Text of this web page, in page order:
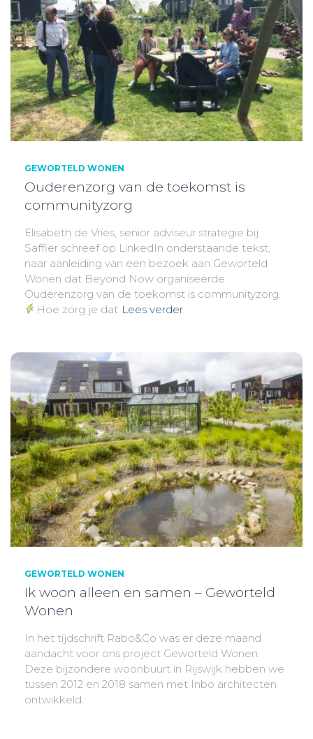
GEWORTELD WONEN
Ouderenzorg van de toekomst is
communityzorg
Elisabeth de Vries, senior adviseur strategie bij
Saffier schreef op LinkedIn onderstaande tekst,
naar aanleiding van een bezoek aan Geworteld
Wonen dat Beyond Now organiseerde.
Ouderenzorg van de toekomst is communityzorg.
Hoe zorg je dat Lees verder
GEWORTELD WONEN
Ik woon alleen en samen – Geworteld
Wonen
In het tijdschrift Rabo&Co was er deze maand
aandacht voor ons project Geworteld Wonen.
Deze bijzondere woonbuurt in Rijswijk hebben we
tussen 2012 en 2018 samen met Inbo architecten
ontwikkeld.